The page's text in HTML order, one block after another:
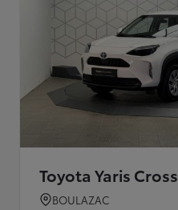
Toyota Yaris Cross
BOULAZAC